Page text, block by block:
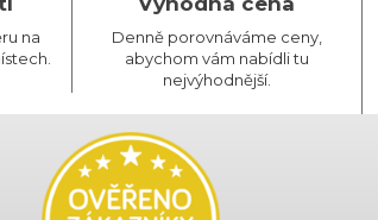
na
Denně porovnáváme ceny,
abychom vám nabídli tu
nejvýhodnější.